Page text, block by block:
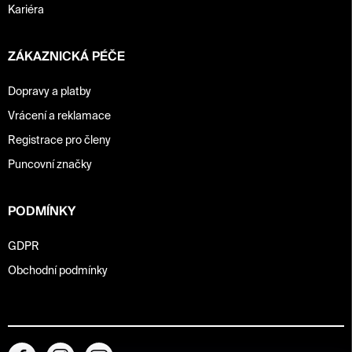
Kariéra
ZÁKAZNICKÁ PÉČE
Dopravy a platby
Vrácení a reklamace
Registrace pro členy
Puncovní značky
PODMÍNKY
GDPR
Obchodní podmínky